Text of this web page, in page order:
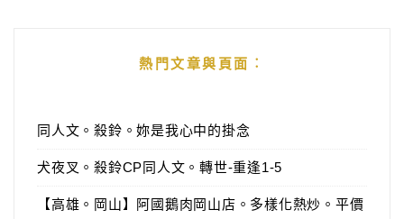
熱門文章與頁面︰
同人文。殺鈴。妳是我心中的掛念
犬夜叉。殺鈴CP同人文。轉世-重逢1-5
【高雄。岡山】阿國鵝肉岡山店。多樣化熱炒。平價